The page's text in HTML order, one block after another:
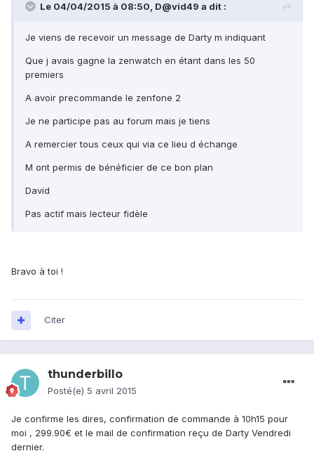
Le 04/04/2015 à 08:50, D@vid49 a dit :
Je viens de recevoir un message de Darty m indiquant
Que j avais gagne la zenwatch en étant dans les 50
premiers
A avoir precommande le zenfone 2
Je ne participe pas au forum mais je tiens
A remercier tous ceux qui via ce lieu d échange
M ont permis de bénéficier de ce bon plan
David
Pas actif mais lecteur fidèle
Bravo à toi !
Citer
thunderbillo
Posté(e) 5 avril 2015
Je confirme les dires, confirmation de commande à 10h15 pour
moi , 299.90€ et le mail de confirmation reçu de Darty Vendredi
dernier.